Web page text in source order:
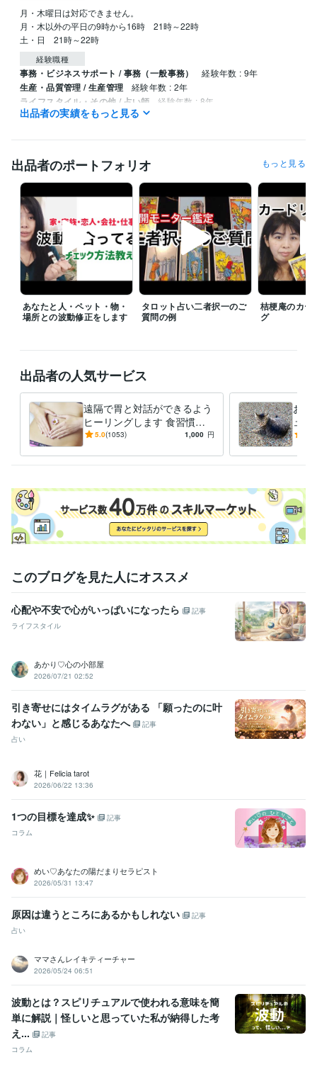
月・木曜日は対応できません。
月・木以外の平日の9時から16時　21時～22時
土・日　21時～22時
経験職種
事務・ビジネスサポート / 事務（一般事務） 経験年数 : 9年
生産・品質管理 / 生産管理 経験年数 : 2年
ライフスタイル・その他 / 占い師 経験年数 : 8年
ライフスタイル・その他 / マッサージ師・セラピスト
職歴
受賞歴
ウェブマガジン　トリニティ
資格・検定
認定レイキティーチャー 取得年 : 2015年
上級心理カウンセラー 取得年 : 2014年
家族療法カウンセラー 取得年 : 2014年
数秘術鑑定士 取得年 : 2013年
タロットリーディングマスター
カラーセラピスト 取得年 : 2017年
九星気学鑑定士 取得年 : 2019年
悩み相談・カウンセリング 霊感　霊視　ダウジング
人間関係・恋愛・病
住まい・美容・生活相談
ダイエット 健康
学歴
中部大学 1992年3月 ~ 1996年2月
出品者の実績をもっと見る
出品者のポートフォリオ もっと見る
あなたと人・ペット・物・
場所との波動修正をします
タロット占い二者択一のご
質問の例
桔梗庵のカー
グ
出品者の人気サービス
遠隔で胃と対話ができるよう
ヒーリングします 食習慣の
意識が変わり、食事が減るの
5.0(1053) 1,000 円
お見
ュー
やり
このブログを見た人にオススメ
心配や不安で心がいっぱいになったら
記事
ライフスタイル
あかり♡心の小部屋
2026/07/21 02:52
引き寄せにはタイムラグがある 「願ったのに叶
わない」と感じるあなたへ
記事
占い
花｜Felicia tarot
2026/06/22 13:36
1つの目標を達成✨
記事
コラム
めい♡あなたの陽だまりセラピスト
2026/05/31 13:47
原因は違うところにあるかもしれない
記事
占い
ママさんレイキティーチャー
2026/05/24 06:51
波動とは？スピリチュアルで使われる意味を簡
単に解説｜怪しいと思っていた私が納得した考
え...
記事
コラム